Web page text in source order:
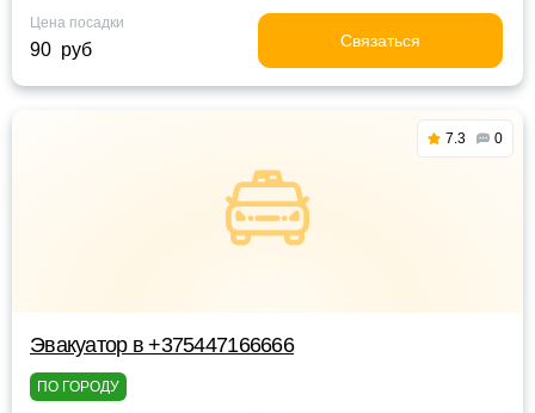
Цена посадки
90 руб Связаться
7.3 0
Эвакуатор в +375447166666
ПО ГОРОДУ